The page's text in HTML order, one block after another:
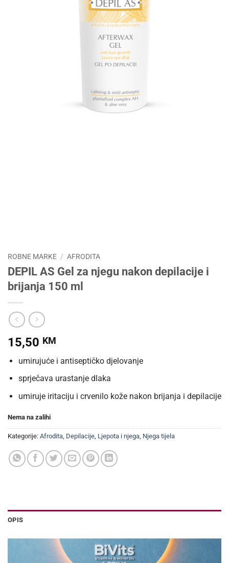
ROBNE MARKE / AFRODITA
DEPIL AS Gel za njegu nakon depilacije i
brijanja 150 ml
15,50 KM
umirujuće i antiseptičko djelovanje
sprječava urastanje dlaka
umiruje iritaciju i crvenilo kože nakon brijanja i depilacije
Nema na zalihi
Kategorije: Afrodita Depilacije Ljepota i njega Njega tijela
OPIS